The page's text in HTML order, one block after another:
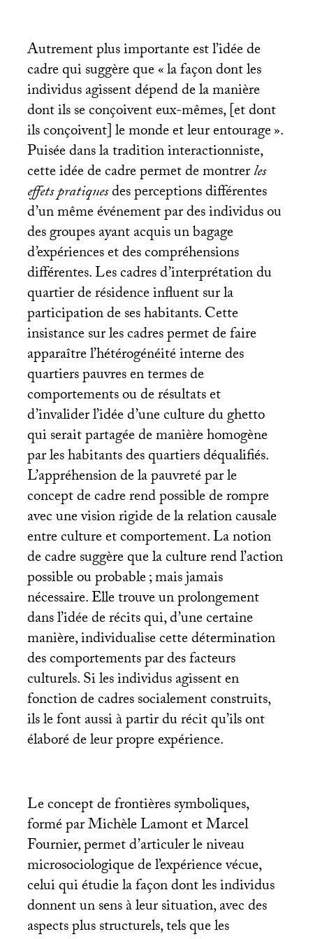
Autrement plus importante est l’idée de
cadre qui suggère que «la façon dont les
individus agissent dépend de la manière
dont ils se conçoivent eux-mêmes, [et dont
ils conçoivent] le monde et leur entourage».
Puisée dans la tradition interactionniste,
cette idée de cadre permet de montrerles
effets pratiquesdes perceptions différentes
d’un même événement par des individus ou
des groupes ayant acquis un bagage
d’expériences et des compréhensions
différentes. Les cadres d’interprétation du
quartier de résidence influent sur la
participation de ses habitants. Cette
insistance sur les cadres permet de faire
apparaître l’hétérogénéité interne des
quartiers pauvres en termes de
comportements ou de résultats et
d’invalider l’idée d’une culture du ghetto
qui serait partagée de manière homogène
par les habitants des quartiers déqualifiés.
L’appréhension de la pauvreté par le
concept de cadre rend possible de rompre
avec une vision rigide de la relation causale
entre culture et comportement. La notion
de cadre suggère que la culture rend l’action
possible ou probable; mais jamais
nécessaire. Elle trouve un prolongement
dans l’idée de récits qui, d’une certaine
manière, individualise cette détermination
des comportements par des facteurs
culturels. Si les individus agissent en
fonction de cadres socialement construits,
ils le font aussi à partir du récit qu’ils ont
élaboré de leur propre expérience.
Le concept de frontières symboliques,
formé par Michèle Lamont et Marcel
Fournier, permet d’articuler le niveau
microsociologique de l’expérience vécue,
celui qui étudie la façon dont les individus
donnent un sens à leur situation, avec des
aspects plus structurels, tels que les